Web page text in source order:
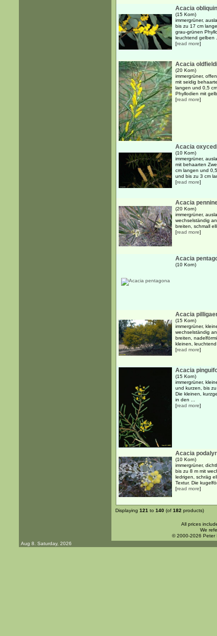
Acacia
(15 Korn)
immergrüner,
bis zu 17 cm
grau-grünen
leuchtend gelben
[read more]
Acacia
(20 Korn)
immergrüner,
mit seidig
langen und 0,5
Phyllodien mit
[read more]
Acacia
(10 Korn)
immergrüner,
mit behaarten
cm langen und
und bis zu 3 cm
[read more]
Acacia
(20 Korn)
immergrüner,
wechselständig
breiten, schmall
[read more]
Acacia
(10 Korn)
Acacia
(15 Korn)
immergrüner,
wechselständig
breiten,
kleinen,
[read more]
Acacia
(15 Korn)
immergrüner,
und kurzen, bis
Die kleinen,
in den ...
[read more]
Acacia
(10 Korn)
immergrüner,
bis zu 8 m mit
ledrigen, schräg
Textur. Die
[read more]
Displaying 121 to 140 (of 182 products)
All prices
We
© 2000-2026 Peter
Aug 8. Saturday, 2026